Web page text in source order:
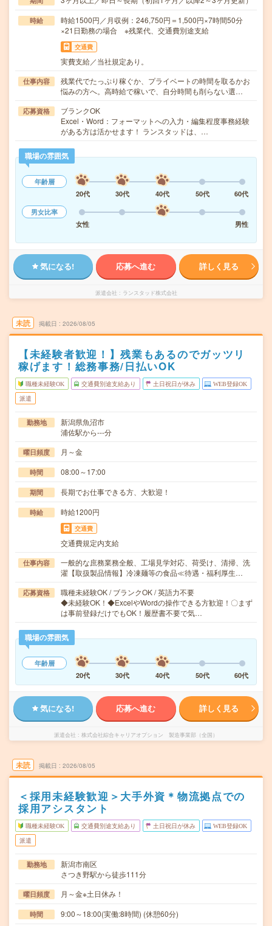
時給
時給1500円／月収例：246,750円＝1,500円×7時間50分
×21日勤務の場合 ※残業代、交通費別途支給
交通費
実費支給／当社規定あり。
仕事内容
残業代でたっぷり稼ぐか、プライベートの時間を取るかお
悩みの方へ。高時給で稼いで、自分時間も削らない選…
応募資格
ブランクOK
Excel・Word：フォーマットへの入力・編集程度事務経験
がある方は活かせます！ ランスタッドは、…
職場の雰囲気
年齢層
20代
30代 40代 50代
60代
男女比率
女性
男性
気になる! 応募へ進む 詳しく見る
派遣会社 ランスタッド株式会社
未読 掲載日 2026/08/05
【未経験者歓迎！】残業もあるのでガッツリ
稼げます！総務事務/日払いOK
職種未経験OK 交通費別途支給あり 土日祝日が休み WEB登録OK
派遣
勤務地
新潟県魚沼市
浦佐駅から---分
曜日頻度 月～金
時間 08:00～17:00
期間 長期でお仕事できる方、大歓迎！
時給 時給1200円
交通費
交通費規定内支給
仕事内容
一般的な庶務業務全般、工場見学対応、荷受け、清掃、洗
濯【取扱製品情報】冷凍麺等の食品≪待遇・福利厚生…
応募資格
職種未経験OK / ブランクOK / 英語力不要
◆未経験OK！◆ExcelやWordの操作できる方歓迎！〇まず
は事前登録だけでもOK！履歴書不要で気…
職場の雰囲気
年齢層
20代
30代 40代 50代 60代
気になる! 応募へ進む 詳しく見る
派遣会社 株式会社綜合キャリアオプション 製造事業部（全国）
未読 掲載日 2026/08/05
＜採用未経験歓迎＞大手外資＊物流拠点での
採用アシスタント
職種未経験OK 交通費別途支給あり 土日祝日が休み WEB登録OK
派遣
勤務地
新潟市南区
さつき野駅から徒歩111分
曜日頻度 月～金※土日休み！
時間 9:00～18:00(実働:8時間) (休憩60分)